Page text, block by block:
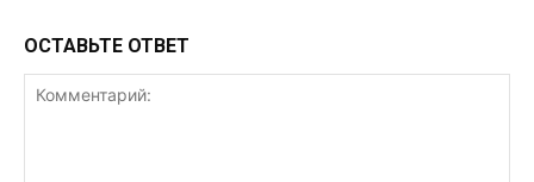
ОСТАВЬТЕ ОТВЕТ